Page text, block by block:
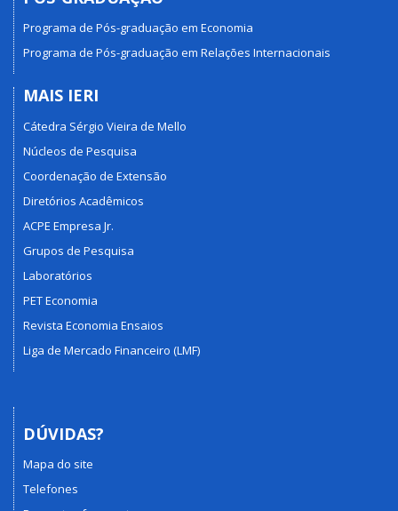
Programa de Pós-graduação em Economia
Programa de Pós-graduação em Relações Internacionais
MAIS IERI
Cátedra Sérgio Vieira de Mello
Núcleos de Pesquisa
Coordenação de Extensão
Diretórios Acadêmicos
ACPE Empresa Jr.
Grupos de Pesquisa
Laboratórios
PET Economia
Revista Economia Ensaios
Liga de Mercado Financeiro (LMF)
DÚVIDAS?
Mapa do site
Telefones